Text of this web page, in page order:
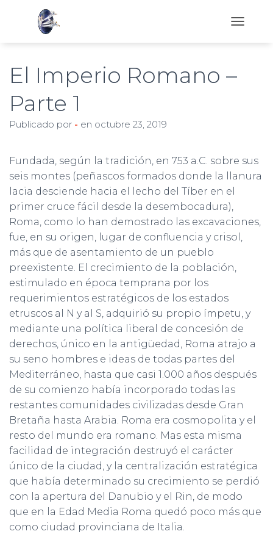
I
D
N
G
A
El Imperio Romano –
Parte 1
Publicado por - en octubre 23, 2019
Fundada, según la tradición, en 753 a.C. sobre sus
seis montes (peñascos formados donde la llanura
lacia desciende hacia el lecho del Tíber en el
primer cruce fácil desde la desembocadura),
Roma, como lo han demostrado las excavaciones,
fue, en su origen, lugar de confluencia y crisol,
más que de asentamiento de un pueblo
preexistente. El crecimiento de la población,
estimulado en época temprana por los
requerimientos estratégicos de los estados
etruscos al N y al S, adquirió su propio ímpetu, y
mediante una política liberal de concesión de
derechos, único en la antigüedad, Roma atrajo a
su seno hombres e ideas de todas partes del
Mediterráneo, hasta que casi 1.000 años después
de su comienzo había incorporado todas las
restantes comunidades civilizadas desde Gran
Bretaña hasta Arabia. Roma era cosmopolita y el
resto del mundo era romano. Mas esta misma
facilidad de integración destruyó el carácter
único de la ciudad, y la centralización estratégica
que había determinado su crecimiento se perdió
con la apertura del Danubio y el Rin, de modo
que en la Edad Media Roma quedó poco más que
como ciudad provinciana de Italia.